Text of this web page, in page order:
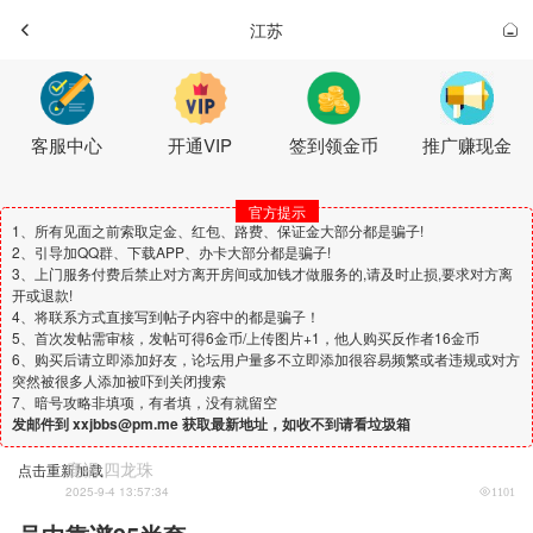
江苏
客服中心 开通VIP 签到领金币 推广赚现金
官方提示
1、所有见面之前索取定金、红包、路费、保证金大部分都是骗子!
2、引导加QQ群、下载APP、办卡大部分都是骗子!
3、上门服务付费后禁止对方离开房间或加钱才做服务的,请及时止损,要求对方离
开或退款!
4、将联系方式直接写到帖子内容中的都是骗子！
5、首次发帖需审核，发帖可得6金币/上传图片+1，他人购买反作者16金币
6、购买后请立即添加好友，论坛用户量多不立即添加很容易频繁或者违规或对方
突然被很多人添加被吓到关闭搜索
7、暗号攻略非填项，有者填，没有就留空
发邮件到 xxjbbs@pm.me 获取最新地址，如收不到请看垃圾箱
点击重新加载鹿祸 四龙珠
2025-9-4 13:57:34 1101